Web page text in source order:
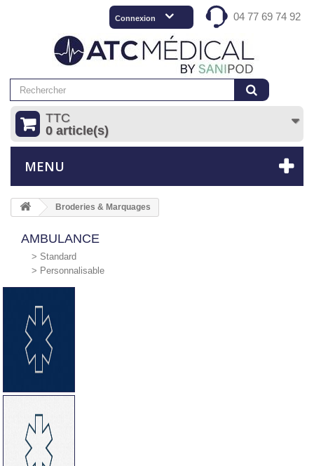
04 77 69 74 92
Connexion
TTC
0 article(s)
MENU
Broderies & Marquages
AMBULANCE
> Standard
> Personnalisable